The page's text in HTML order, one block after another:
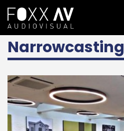
DE Projekte
Narrowcasting